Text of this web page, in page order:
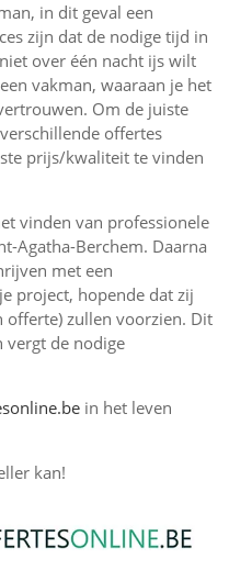
in dit geval een
zijn dat de nodige tijd in
over één nacht ijs wilt
vakman, waaraan je het
Om de juiste
offertes
prijs/kwaliteit te vinden
vinden van professionele
Agatha-Berchem. Daarna
met een
project, hopende dat zij
offerte) zullen voorzien. Dit
vergt de nodige
in het leven
kan!